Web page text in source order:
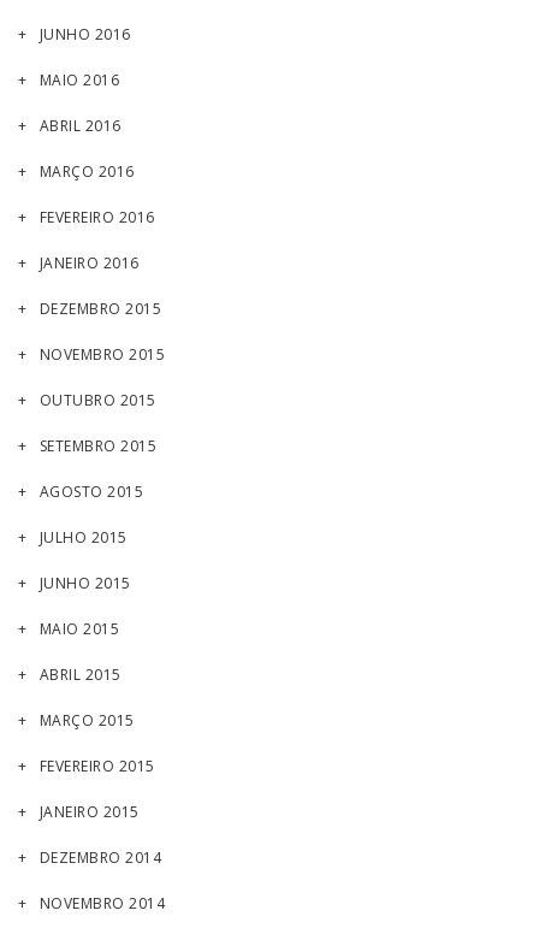
JUNHO 2016
MAIO 2016
ABRIL 2016
MARÇO 2016
FEVEREIRO 2016
JANEIRO 2016
DEZEMBRO 2015
NOVEMBRO 2015
OUTUBRO 2015
SETEMBRO 2015
AGOSTO 2015
JULHO 2015
JUNHO 2015
MAIO 2015
ABRIL 2015
MARÇO 2015
FEVEREIRO 2015
JANEIRO 2015
DEZEMBRO 2014
NOVEMBRO 2014